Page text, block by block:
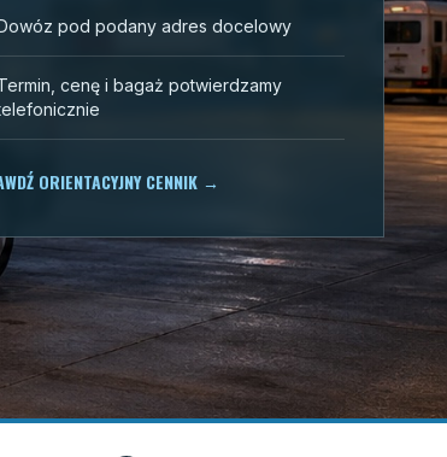
pod podany adres docelowy
cenę i bagaż potwierdzamy
ORIENTACYJNY CENNIK →